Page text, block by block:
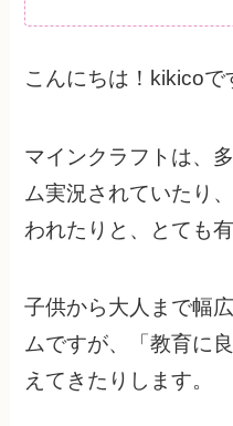
こんにちは！kikicoで
マインクラフトは、
ム実況されていたり
われたりと、とても
子供から大人まで幅
ムですが、「教育に
えてきたりします。